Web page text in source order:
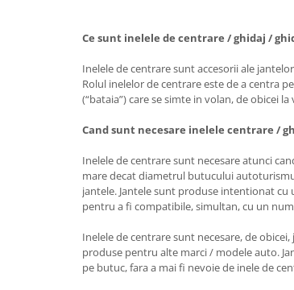
Ce sunt inelele de centrare / ghidaj /
Inelele de centrare sunt accesorii ale
Rolul inelelor de centrare este de a centra
(“bataia”) care se simte in volan, de obicei
Cand sunt necesare inelele centrare /
Inelele de centrare sunt necesare atunci
mare decat diametrul butucului
jantele. Jantele sunt produse intentionat
pentru a fi compatibile, simultan, cu un
Inelele de centrare sunt necesare, de
produse pentru alte marci / modele auto.
pe butuc, fara a mai fi nevoie de inele de